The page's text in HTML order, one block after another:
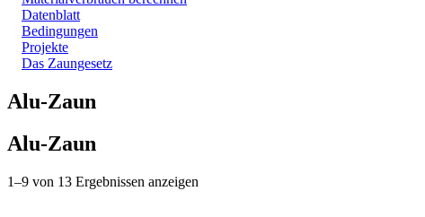
Datenblatt
Bedingungen
Projekte
Das Zaungesetz
Alu-Zaun
Alu-Zaun
1–9 von 13 Ergebnissen anzeigen